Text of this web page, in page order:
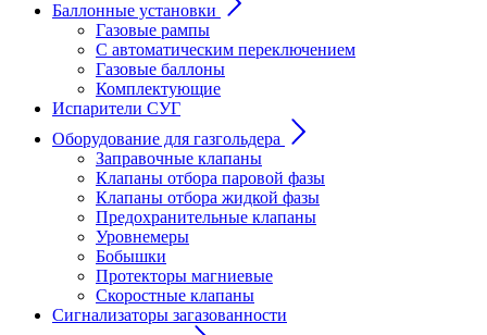
Баллонные установки
Газовые рампы
С автоматическим переключением
Газовые баллоны
Комплектующие
Испарители СУГ
Оборудование для газгольдера
Заправочные клапаны
Клапаны отбора паровой фазы
Клапаны отбора жидкой фазы
Предохранительные клапаны
Уровнемеры
Бобышки
Протекторы магниевые
Скоростные клапаны
Сигнализаторы загазованности